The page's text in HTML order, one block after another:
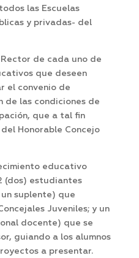
las Escuelas
y privadas- del
de cada uno de
que deseen
el convenio de
de las condiciones de
que a tal fin
Honorable Concejo
educativo
(dos) estudiantes
suplente) que
Juveniles; y un
docente) que se
guiando a los alumnos
a presentar.